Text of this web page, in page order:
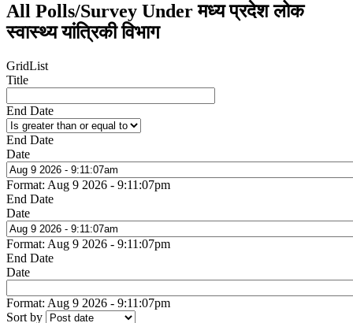
All Polls/Survey Under मध्य प्रदेश लोक
स्वास्थ्य यांत्रिकी विभाग
GridList
Title
End Date
End Date
Date
Format: Aug 9 2026 - 9:11:07pm
End Date
Date
Format: Aug 9 2026 - 9:11:07pm
End Date
Date
Format: Aug 9 2026 - 9:11:07pm
Sort by